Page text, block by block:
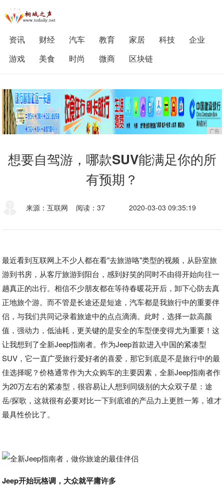
资讯 财经 汽车 教育 家居 科技
企业
游戏
美食 时尚 微商 区块链
广告
想要自驾游，哪款SUV能满足你的所
有预期？
来源：互联网 阅读：37 2020-03-03 09:35:19
最近看到互联网上不少人都在看"去旅游咯"类型的视频，从卧室旅
游到书房，从客厅旅游到阳台，感到好笑的同时不由得开始向往一
趟真正的出行。相信不少朋友都在等待春暖花开后，卸下心防去真
正地旅个游。而不管是长途还是短途，汽车都是我旅行中的重要伴
侣，与我们共同记录着旅途中的点点滴滴。此时，选择一款高颜
值，强动力，低油耗，更关键的是安全的车型便变得尤为重要！这
让我想到了全新Jeep指南者。作为Jeep首款进入中国的紧凑型
SUV，它一直广受旅行爱好者的喜爱，那它到底是不是旅行中的最
佳选择呢？价格通常作为大众购车的主要因素，全新Jeep指南者作
为20万左右的紧凑型，很容易让人想到同级别的大众双子星：途
岳/探歌，这就很有必要对比一下到底谁的产品力上更胜一筹，谁才
最具性价比了。
Jeep开始玩格调，大众就平庸许多